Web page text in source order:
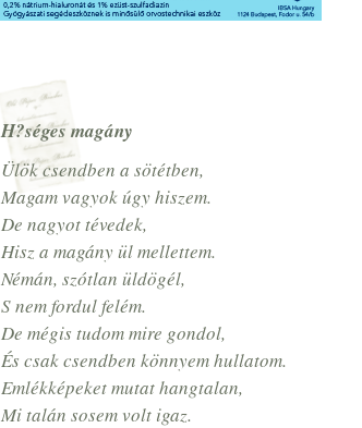
H?séges magány
Ülök csendben a sötétben,
Magam vagyok úgy hiszem.
De nagyot tévedek,
Hisz a magány ül mellettem.
Némán, szótlan üldögél,
S nem fordul felém.
De mégis tudom mire gondol,
És csak csendben könnyem hullatom.
Emlékképeket mutat hangtalan,
Mi talán sosem volt igaz.